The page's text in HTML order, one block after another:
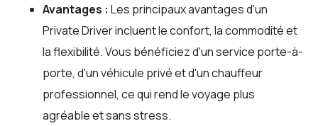
Avantages : Les principaux avantages d'un
Private Driver incluent le confort, la commodité et
la flexibilité. Vous bénéficiez d'un service porte-à-
porte, d'un véhicule privé et d'un chauffeur
professionnel, ce qui rend le voyage plus
agréable et sans stress.